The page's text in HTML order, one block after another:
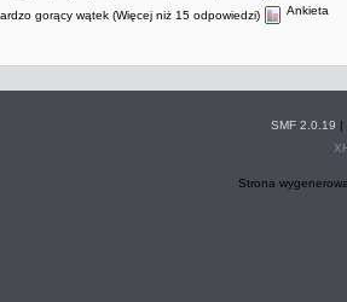
gorący wątek (Więcej niż 15 odpowiedzi)
Ankieta
SMF 2.0.19 |
Strona